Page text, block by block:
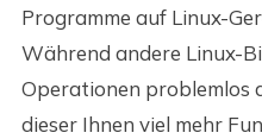
Programme auf Linux-
Während andere Linux-
Operationen problemlos
dieser Ihnen viel mehr